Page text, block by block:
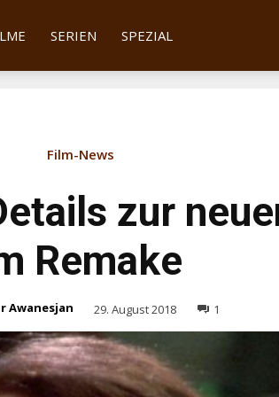
SERIEN SPEZIAL
Film-News
zur
Remake
Awanesjan 29. August 2018 1